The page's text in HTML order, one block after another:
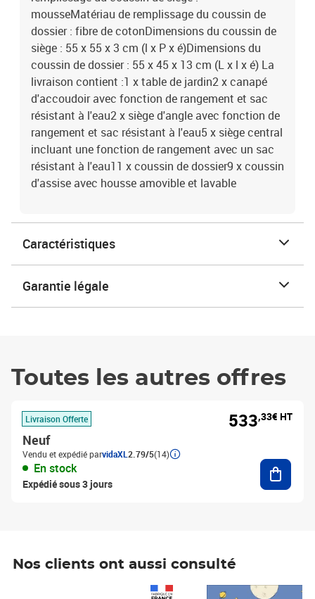
mousseMatériau de remplissage du coussin de
dossier : fibre de cotonDimensions du coussin de
siège : 55 x 55 x 3 cm (l x P x é)Dimensions du
coussin de dossier : 55 x 45 x 13 cm (L x l x é) La
livraison contient :1 x table de jardin2 x canapé
d'accoudoir avec fonction de rangement et sac
résistant à l'eau2 x siège d'angle avec fonction de
rangement et sac résistant à l'eau5 x siège central
incluant une fonction de rangement avec un sac
résistant à l'eau11 x coussin de dossier9 x coussin
d'assise avec housse amovible et lavable
Caractéristiques
Garantie légale
Toutes les autres offres
Livraison Offerte
Neuf
Vendu et expédié parvidaXL 2.79/5(14)
En stock
Expédié sous 3 jours
533,33€ HT
Nos clients ont aussi consulté
Prix 6,25€ HT